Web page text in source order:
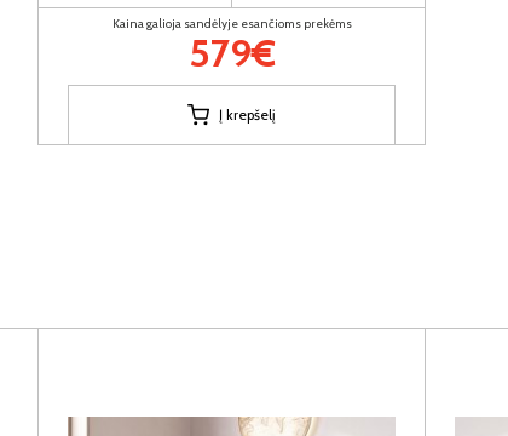
Kaina galioja sandėlyje esančioms prekėms
579€
Į krepšelį